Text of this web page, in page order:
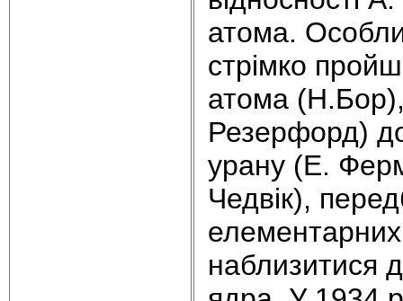
атома.
стрімко
атома (Н.Бор),
Резерфорд)
урану (Е.
Чедвік),
наблизитися